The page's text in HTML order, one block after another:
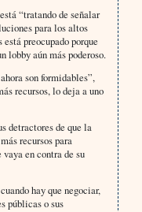
“tratando de señalar
para los altos
preocupado porque
aún más poderoso.
son formidables”,
recursos, lo deja a uno
detractores de que la
recursos para
en contra de su
hay que negociar,
públicas o sus